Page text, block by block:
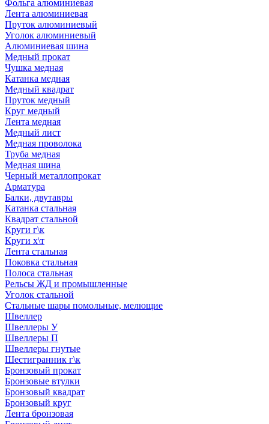
Фольга алюминиевая
Лента алюминиевая
Пруток алюминиевый
Уголок алюминиевый
Алюминиевая шина
Медный прокат
Чушка медная
Катанка медная
Медный квадрат
Пруток медный
Круг медный
Лента медная
Медный лист
Медная проволока
Труба медная
Медная шина
Черный металлопрокат
Арматура
Балки, двутавры
Катанка стальная
Квадрат стальной
Круги г\к
Круги х\т
Лента стальная
Поковка стальная
Полоса стальная
Рельсы ЖД и промышленные
Уголок стальной
Стальные шары помольные, мелющие
Швеллер
Швеллеры У
Швеллеры П
Швеллеры гнутые
Шестигранник г\к
Бронзовый прокат
Бронзовые втулки
Бронзовый квадрат
Бронзовый круг
Лента бронзовая